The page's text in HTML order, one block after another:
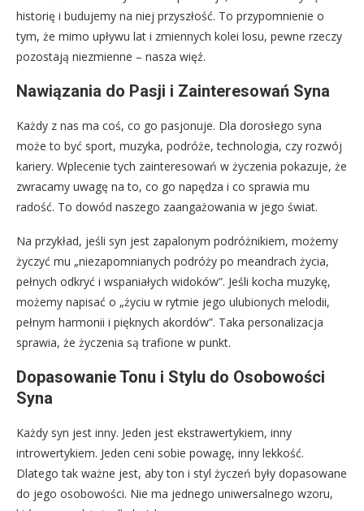
historię i budujemy na niej przyszłość. To przypomnienie o
tym, że mimo upływu lat i zmiennych kolei losu, pewne rzeczy
pozostają niezmienne – nasza więź.
Nawiązania do Pasji i Zainteresowań Syna
Każdy z nas ma coś, co go pasjonuje. Dla dorosłego syna
może to być sport, muzyka, podróże, technologia, czy rozwój
kariery. Wplecenie tych zainteresowań w życzenia pokazuje, że
zwracamy uwagę na to, co go napędza i co sprawia mu
radość. To dowód naszego zaangażowania w jego świat.
Na przykład, jeśli syn jest zapalonym podróżnikiem, możemy
życzyć mu „niezapomnianych podróży po meandrach życia,
pełnych odkryć i wspaniałych widoków”. Jeśli kocha muzykę,
możemy napisać o „życiu w rytmie jego ulubionych melodii,
pełnym harmonii i pięknych akordów”. Taka personalizacja
sprawia, że życzenia są trafione w punkt.
Dopasowanie Tonu i Stylu do Osobowości
Syna
Każdy syn jest inny. Jeden jest ekstrawertykiem, inny
introwertykiem. Jeden ceni sobie powagę, inny lekkość.
Dlatego tak ważne jest, aby ton i styl życzeń były dopasowane
do jego osobowości. Nie ma jednego uniwersalnego wzoru,